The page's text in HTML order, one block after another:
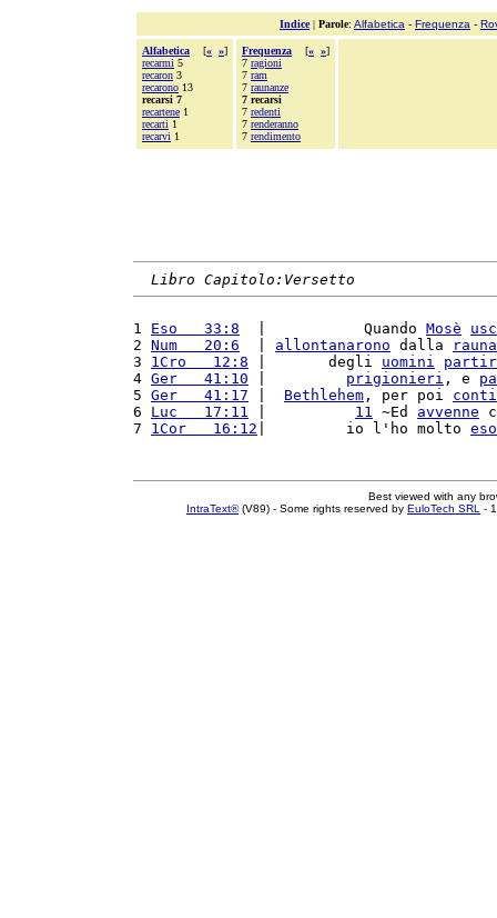
Indice| Parole: Alfabetica - Frequenza -
Alfabetica [« »]
recarmi 5
recaron 3
recarono 13
recarsi 7
recartene 1
recarti 1
recarvi 1
Frequenza [« »]
7 ragioni
7 ram
7 raunanze
7 recarsi
7 redenti
7 renderanno
7 rendimento
Libro Capitolo:Versetto
1 Eso   33:8
  |           Quando
Mosè
2 Num   20:6 allontanarono dalla
3 1Cro   12:8 |       degli uomini
4 Ger   41:10 prigionieri , e
5 Ger   41:17 Bethlehem , per poi
6 Luc   17:11 11 ~Ed avvenne
7 1Cor   16:12 |         io l'ho molto
Best viewed with any
IntraText®(V89) - Some rights reserved by EuloTech SRL -